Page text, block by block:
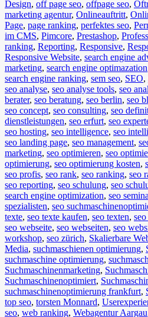
Design, off page seo, offpage seo,
marketing agentur, Onlineauftritt,
Page, page ranking, perfektes seo,
im CMS, Pimcore, Prestashop,
ranking, Reporting, Responsive,
Responsive Website, search engine
marketing, search engine optimazation
search engine ranking, sem seo, SEO,
seo analyse, seo analyse tools, seo
berater, seo beratung, seo berlin, seo
seo concept, seo consulting, seo
dienstleistungen, seo erfurt, seo
seo hosting, seo intelligence, seo
seo landing page, seo management,
marketing, seo optimieren, seo
optimierung, seo optimierung kosten,
seo profis, seo rank, seo ranking, seo
seo reporting, seo schulung, seo
search engine optimization, seo
spezialisten, seo
texte, seo texte kaufen, seo texten,
seo webseite, seo webseiten, seo
workshop, seo zürich, Skalierbare
Media, suchmaschienen optimierung,
suchmaschine optimierung,
Suchmaschinenmarketing,
Suchmaschinenoptimiert,
suchmaschinenoptimierung frankfurt,
top seo, torsten Monnard,
seo, web ranking, Webagentur Aargau